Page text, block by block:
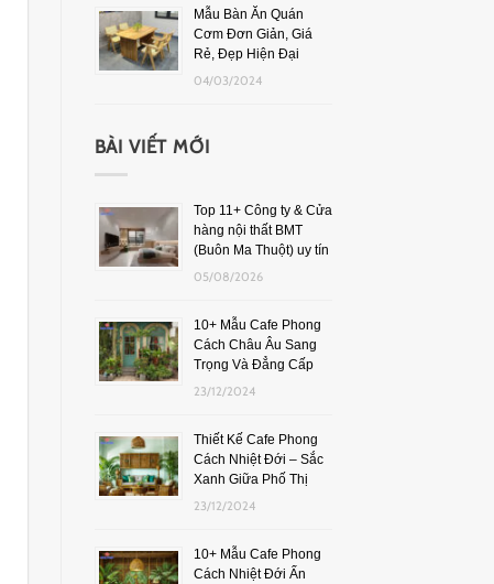
Mẫu Bàn Ăn Quán
Cơm Đơn Giản, Giá
Rẻ, Đẹp Hiện Đại
04/03/2024
BÀI VIẾT MỚI
Top 11+ Công ty & Cửa
hàng nội thất BMT
(Buôn Ma Thuột) uy tín
05/08/2026
10+ Mẫu Cafe Phong
Cách Châu Âu Sang
Trọng Và Đẳng Cấp
23/12/2024
Thiết Kế Cafe Phong
Cách Nhiệt Đới – Sắc
Xanh Giữa Phố Thị
23/12/2024
10+ Mẫu Cafe Phong
Cách Nhiệt Đới Ấn